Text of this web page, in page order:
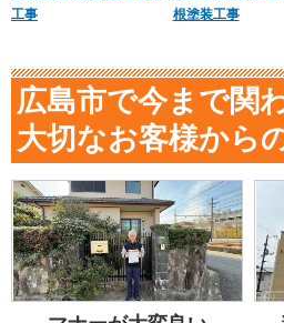
工事
根塗装工事
広島市で今まで関
大切なお客様から